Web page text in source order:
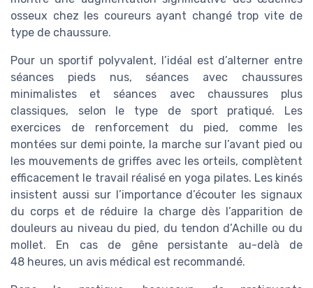
osseux chez les coureurs ayant changé trop vite de
type de chaussure.
Pour un sportif polyvalent, l’idéal est d’alterner entre
séances pieds nus, séances avec chaussures
minimalistes et séances avec chaussures plus
classiques, selon le type de sport pratiqué. Les
exercices de renforcement du pied, comme les
montées sur demi pointe, la marche sur l’avant pied ou
les mouvements de griffes avec les orteils, complètent
efficacement le travail réalisé en yoga pilates. Les kinés
insistent aussi sur l’importance d’écouter les signaux
du corps et de réduire la charge dès l’apparition de
douleurs au niveau du pied, du tendon d’Achille ou du
mollet. En cas de gêne persistante au-delà de
48 heures, un avis médical est recommandé.